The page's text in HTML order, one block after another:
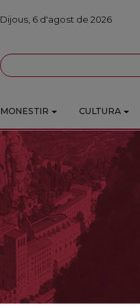
Dijous, 6 d'agost de 2026
MONESTIR CULTURA